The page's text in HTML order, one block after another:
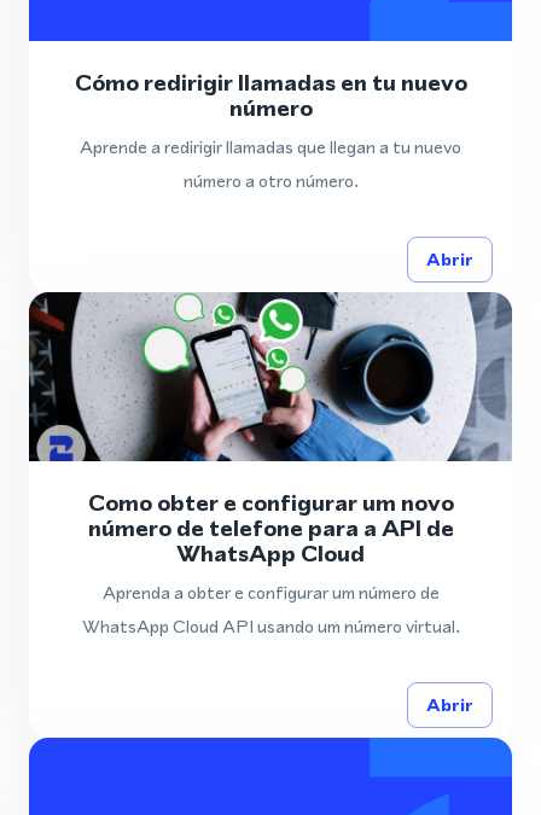
Cómo redirigir llamadas en tu nuevo
número
Aprende a redirigir llamadas que llegan a tu nuevo
número a otro número.
Abrir
Como obter e configurar um novo
número de telefone para a API de
WhatsApp Cloud
Aprenda a obter e configurar um número de
WhatsApp Cloud API usando um número virtual.
Abrir